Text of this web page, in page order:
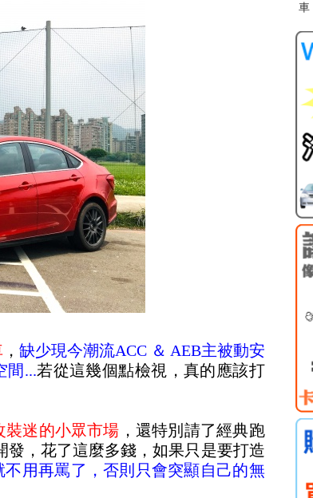
， 缺少現今潮流ACC ＆ AEB主被動安
間...若從這幾個點檢視，真的應該打
裝迷的小眾市場 ，還特別請了經典跑
發，花了這麼多錢，如果只是要打造
不用再罵了，否則只會突顯自己的無
車